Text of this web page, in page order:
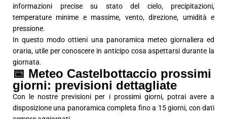
informazioni precise su stato del cielo, precipitazioni,
temperature minime e massime, vento, direzione, umidità e
pressione.
In questo modo ottieni una panoramica meteo giornaliera ed
oraria, utile per conoscere in anticipo cosa aspettarsi durante la
giornata.
📅 Meteo Castelbottaccio prossimi
giorni: previsioni dettagliate
Con le nostre previsioni per i prossimi giorni, potrai avere a
disposizione una panoramica completa fino a 15 giorni, con dati